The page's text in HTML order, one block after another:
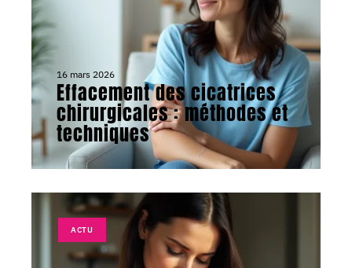
16 mars 2026
Effacement des cicatrices
chirurgicales : méthodes et
techniques
ACTU